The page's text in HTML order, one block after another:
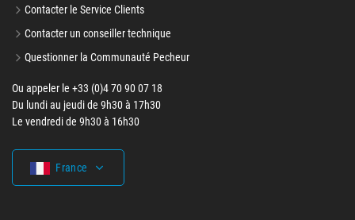
Contacter le Service Clients
Contacter un conseiller technique
Questionner la Communauté Pecheur
Ou appeler le +33 (0)4 70 90 07 18
Du lundi au jeudi de 9h30 à 17h30
Le vendredi de 9h30 à 16h30
France